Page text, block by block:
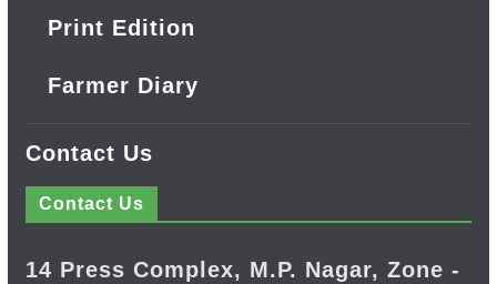
Print Edition
Farmer Diary
Contact Us
Contact Us
14 Press Complex, M.P. Nagar, Zone -